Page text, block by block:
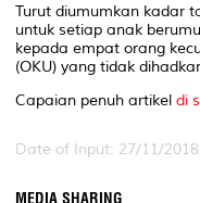
Turut diumumkan kadar
untuk setiap anak
kepada empat orang
(OKU) yang tidak
Capaian penuh artikel di
Date of Input: 27/11/
MEDIA SHARING